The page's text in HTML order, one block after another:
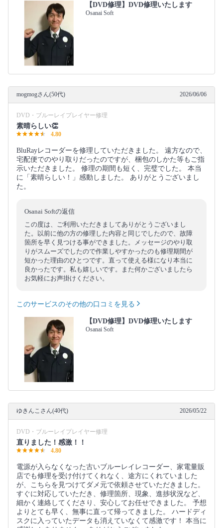
【DVD修理】DVD修理いたします
Osanai Soft
mogmogさん(50代) 2026/06/06
DVD・ブルーレイプレイヤー修理
素晴らしい👏
4.80
BluRayレコーダーを修理していただきました。 遠方なので、
宅配便でのやり取りだったのですが、梱包のしかた等もご指
示いただきました。 修理の期間も短く、完璧でした。 本当
に「素晴らしい！」感動しました。 ありがとうございまし
た。
Osanai Softの返信
この度は、ご利用いただきましてありがとうございまし
た。以前に他の方の修理した内容と同じでしたので、故障
箇所を早く見つける事ができました。メッセージのやり取
りがスムーズでしたので作業しやすかったのも修理期間が
短かった理由のひとつです。直って使える様になり本当に
良かったです。私も嬉しいです。また何かございましたら
お気軽にお声掛けください。
このサービスのその他の口コミを見る
【DVD修理】DVD修理いたします
Osanai Soft
ゆきんこさん(40代) 2026/05/22
DVD・ブルーレイプレイヤー修理
直りました！感激！！
4.80
電源が入らなくなった古いブルーレイレコーダー、家電量販
店でも修理を受け付けてくれなく、途方にくれていました
が、こちらを見つけてダメ元で依頼させていただきました。
すぐに対応していただき、修理箇所、現象、進捗状況など、
細かく連絡してくださり、安心してお任せできました。 予想
よりとても早く、無事に直って帰ってきました。 ハードディ
スクに入っていたデータも消えていなくて感激です！ 本当に